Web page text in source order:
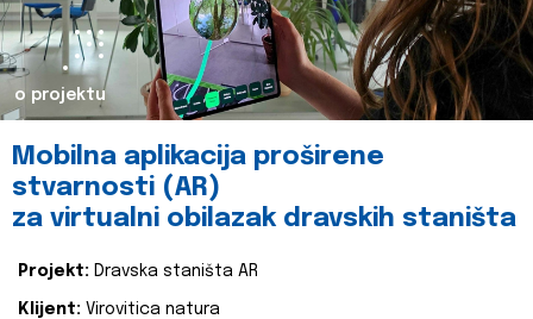
o projektu
Mobilna aplikacija proširene
stvarnosti (AR)
za virtualni obilazak dravskih staništa
Projekt: Dravska staništa AR
Klijent: Virovitica natura